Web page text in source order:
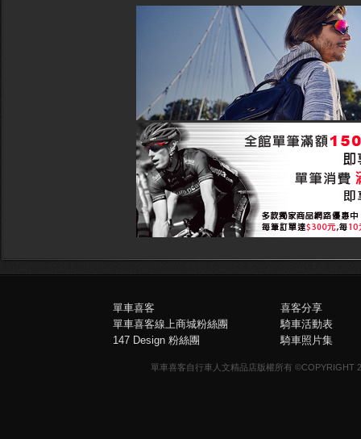
單車喜客
單車喜客線上商城粉絲團
147 Design 粉絲團
喜客分享
騎車活動表
騎車照片集
單車喜客自行車人文精品店版權所有